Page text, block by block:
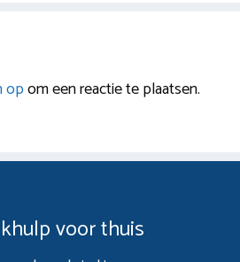
opom een reactie te plaatsen.
voor thuis